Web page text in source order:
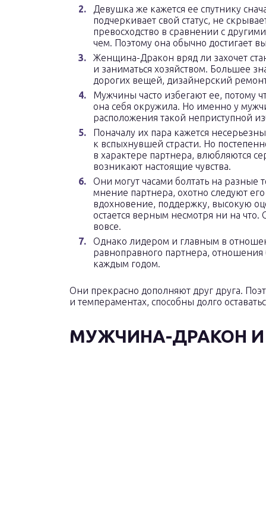
Девушка же кажется ее спутнику
подчеркивает свой статус, не
превосходство в сравнении с
чем. Поэтому она обычно достигает
Женщина-Дракон вряд ли захочет
и заниматься хозяйством. Большее
дорогих вещей, дизайнерский
Мужчины часто избегают ее, потому
она себя окружила. Но именно у
расположения такой неприступной
Поначалу их пара кажется
к вспыхнувшей страсти. Но
в характере партнера, влюбляются
возникают настоящие чувства.
Они могут часами болтать на разные
мнение партнера, охотно следуют
вдохновение, поддержку, высокую
остается верным несмотря ни на что.
вовсе.
Однако лидером и главным в
равноправного партнера, отношения
каждым годом.
Они прекрасно дополняют друг друга.
и темпераментах, способны долго
МУЖЧИНА-ДРАКОН